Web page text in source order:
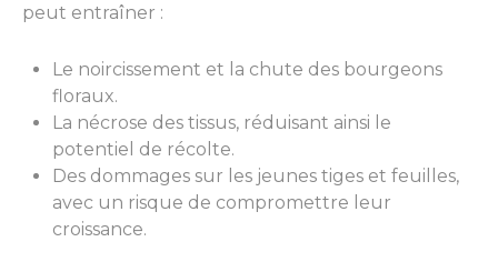
peut entraîner :
Le noircissement et la chute des bourgeons
floraux.
La nécrose des tissus, réduisant ainsi le
potentiel de récolte.
Des dommages sur les jeunes tiges et feuilles,
avec un risque de compromettre leur
croissance.